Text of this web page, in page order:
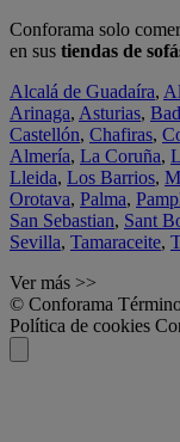
Conforama solo
en sus tiendas de
Alcalá de Guadaíra,
Arinaga, Asturias,
Castellón, Chafiras,
Almería, La Coruña,
Lleida, Los Barrios,
Orotava, Palma,
San Sebastian, Sant
Sevilla, Tamaraceite,
Ver más >>
© Conforama
Política de cookies